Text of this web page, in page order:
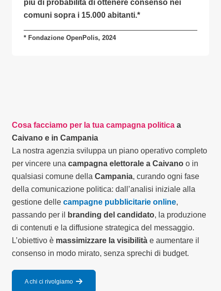
più di probabilità di ottenere consenso nei
comuni sopra i 15.000 abitanti.*
* Fondazione OpenPolis, 2024
Cosa facciamo per la tua campagna politica a
Caivano e in Campania
La nostra agenzia sviluppa un piano operativo completo
per vincere una campagna elettorale a Caivano o in
qualsiasi comune della Campania, curando ogni fase
della comunicazione politica: dall’analisi iniziale alla
gestione delle campagne pubblicitarie online,
passando per il
branding del candidato, la produzione
di contenuti e la diffusione strategica del messaggio.
L’obiettivo è massimizzare la visibilità e aumentare il
consenso in modo mirato, senza sprechi di budget.
A chi ci rivolgiamo